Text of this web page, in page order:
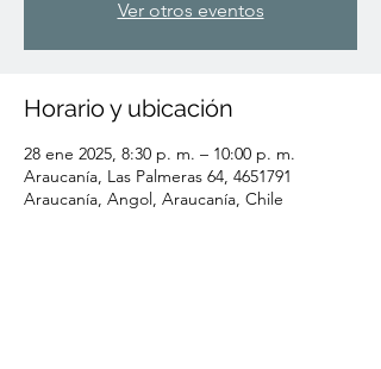
Ver otros eventos
Horario y ubicación
28 ene 2025, 8:30 p. m. – 10:00 p. m.
Araucanía, Las Palmeras 64, 4651791
Araucanía, Angol, Araucanía, Chile